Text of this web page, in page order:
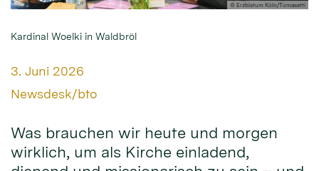
© Erzbistum Köln/Tomasetti
Kardinal Woelki in Waldbröl
Datum:
3. Juni 2026
Von:
Newsdesk/bto
Was brauchen wir heute und morgen
wirklich, um als Kirche einladend,